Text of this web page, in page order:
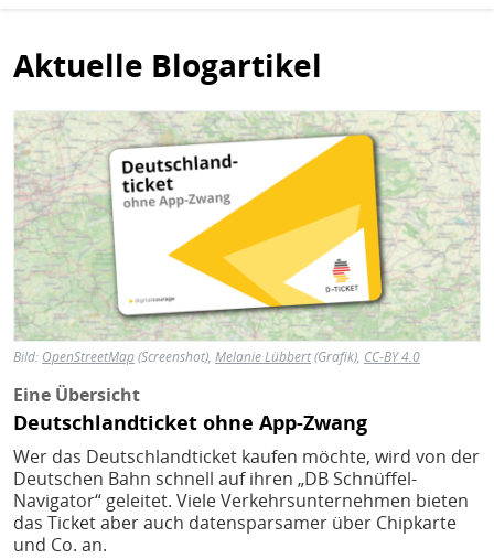
Aktuelle Blogartikel
Bild
Bild: OpenStreetMap(Screenshot), Melanie Lübbert(Grafik), CC-BY 4.0
Eine Übersicht
Deutschlandticket ohne App-Zwang
Wer das Deutschlandticket kaufen möchte, wird von der
Deutschen Bahn schnell auf ihren „DB Schnüffel-
Navigator“ geleitet. Viele Verkehrsunternehmen bieten
das Ticket aber auch datensparsamer über Chipkarte
und Co. an.